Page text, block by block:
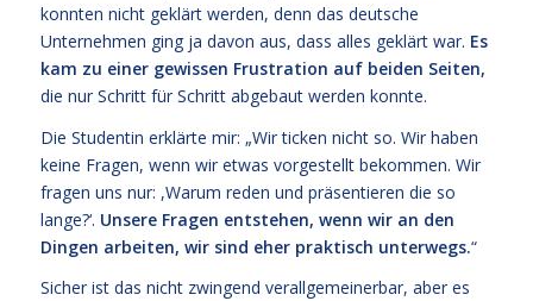
konnten nicht geklärt werden, denn das deutsche
Unternehmen ging ja davon aus, dass alles geklärt war. Es
kam zu einer gewissen Frustration auf beiden Seiten,
die nur Schritt für Schritt abgebaut werden konnte.
Die Studentin erklärte mir: „Wir ticken nicht so. Wir haben
keine Fragen, wenn wir etwas vorgestellt bekommen. Wir
fragen uns nur: ,Warum reden und präsentieren die so
lange?‘. Unsere Fragen entstehen, wenn wir an den
Dingen arbeiten, wir sind eher praktisch unterwegs.“
Sicher ist das nicht zwingend verallgemeinerbar, aber es